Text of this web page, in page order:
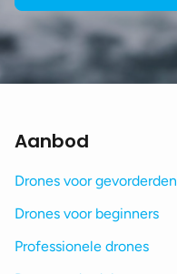
Aanbod
Drones voor gevorderden
Drones voor beginners
Professionele drones